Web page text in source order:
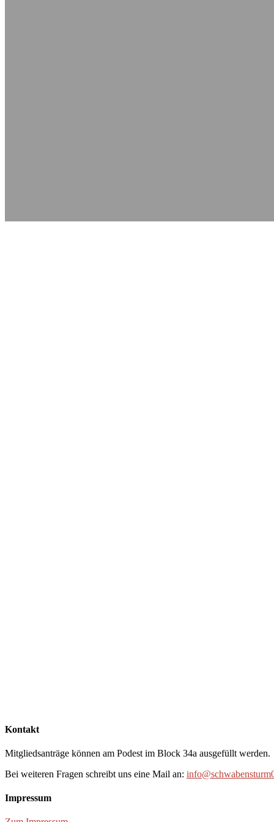
Kontakt
Mitgliedsanträge können am Podest im Block 34a ausgefüllt werden.
Bei weiteren Fragen schreibt uns eine Mail an:
Impressum